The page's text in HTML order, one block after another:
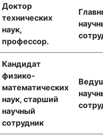
Доктор
технических
наук,
профессор.
Кандидат
физико-
математических
наук, старший
научный
сотрудник